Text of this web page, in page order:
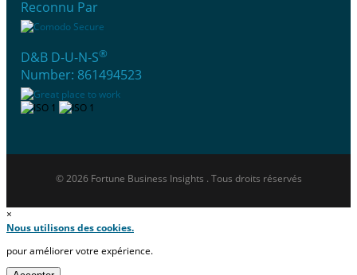
Reconnu Par
D&B D-U-N-S®
Number: 861494523
© 2026 Fortune Business Insights . Tous droits réservés
×
Nous utilisons des cookies.
pour améliorer votre expérience.